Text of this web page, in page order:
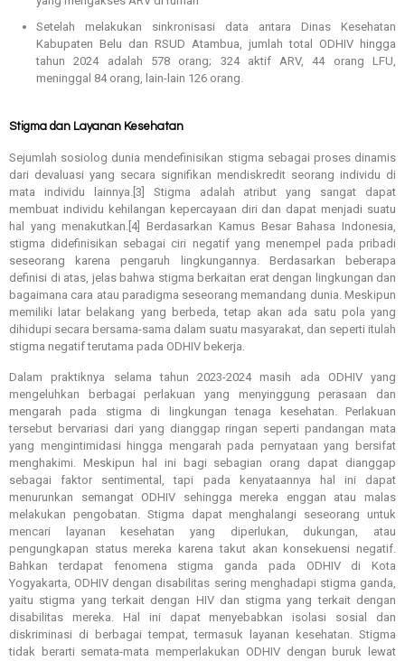
Setelah melakukan sinkronisasi data antara Dinas Kesehatan
Kabupaten Belu dan RSUD Atambua, jumlah total ODHIV hingga
tahun 2024 adalah 578 orang; 324 aktif ARV, 44 orang LFU,
meninggal 84 orang, lain-lain 126 orang.
Stigma dan Layanan Kesehatan
Sejumlah sosiolog dunia mendefinisikan stigma sebagai proses dinamis
dari devaluasi yang secara signifikan mendiskredit seorang individu di
mata individu lainnya.[3] Stigma adalah atribut yang sangat dapat
membuat individu kehilangan kepercayaan diri dan dapat menjadi suatu
hal yang menakutkan.[4] Berdasarkan Kamus Besar Bahasa Indonesia,
stigma didefinisikan sebagai ciri negatif yang menempel pada pribadi
seseorang karena pengaruh lingkungannya. Berdasarkan beberapa
definisi di atas, jelas bahwa stigma berkaitan erat dengan lingkungan dan
bagaimana cara atau paradigma seseorang memandang dunia. Meskipun
memiliki latar belakang yang berbeda, tetap akan ada satu pola yang
dihidupi secara bersama-sama dalam suatu masyarakat, dan seperti itulah
stigma negatif terutama pada ODHIV bekerja.
Dalam praktiknya selama tahun 2023-2024 masih ada ODHIV yang
mengeluhkan berbagai perlakuan yang menyinggung perasaan dan
mengarah pada stigma di lingkungan tenaga kesehatan. Perlakuan
tersebut bervariasi dari yang dianggap ringan seperti pandangan mata
yang mengintimidasi hingga mengarah pada pernyataan yang bersifat
menghakimi. Meskipun hal ini bagi sebagian orang dapat dianggap
sebagai faktor sentimental, tapi pada kenyataannya hal ini dapat
menurunkan semangat ODHIV sehingga mereka enggan atau malas
melakukan pengobatan. Stigma dapat menghalangi seseorang untuk
mencari layanan kesehatan yang diperlukan, dukungan, atau
pengungkapan status mereka karena takut akan konsekuensi negatif.
Bahkan terdapat fenomena stigma ganda pada ODHIV di Kota
Yogyakarta, ODHIV dengan disabilitas sering menghadapi stigma ganda,
yaitu stigma yang terkait dengan HIV dan stigma yang terkait dengan
disabilitas mereka. Hal ini dapat menyebabkan isolasi sosial dan
diskriminasi di berbagai tempat, termasuk layanan kesehatan. Stigma
tidak berarti semata-mata memperlakukan ODHIV dengan buruk lewat